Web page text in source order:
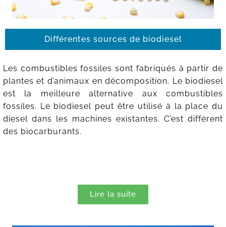
Différentes sources de biodiesel
Les combustibles fossiles sont fabriqués à partir de
plantes et d’animaux en décomposition. Le biodiesel
est la meilleure alternative aux combustibles
fossiles. Le biodiesel peut être utilisé à la place du
diesel dans les machines existantes. C’est différent
des biocarburants.
Lire la suite